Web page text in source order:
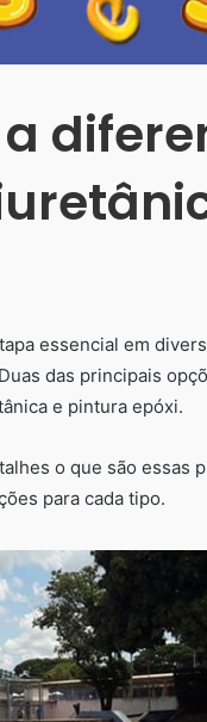
essencial em
das principais
e pintura epóxi.
o que são essas
para cada tipo.